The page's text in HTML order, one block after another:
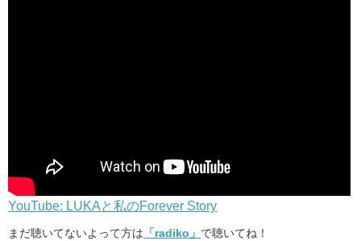
YouTube: LUKAと私のForever Story
まだ聴いてないよって方は 「radiko」 で聴いてね！